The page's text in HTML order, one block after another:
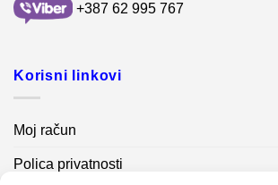
+387 62 995 767
Korisni linkovi
Moj račun
Polica privatnosti